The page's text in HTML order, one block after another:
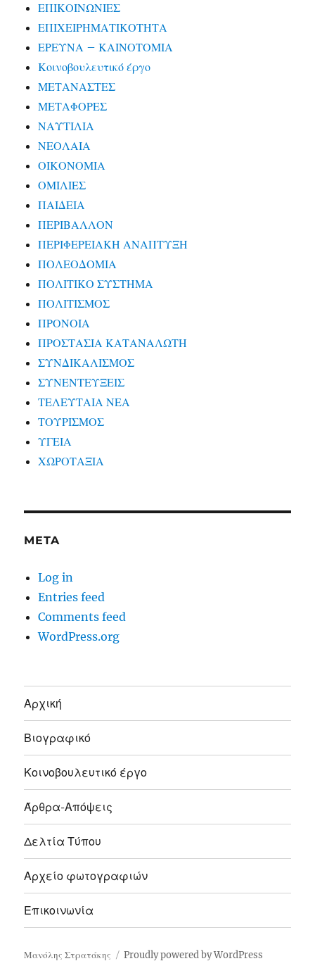
ΕΠΙΚΟΙΝΩΝΙΕΣ
ΕΠΙΧΕΙΡΗΜΑΤΙΚΟΤΗΤΑ
ΕΡΕΥΝΑ – ΚΑΙΝΟΤΟΜΙΑ
Κοινοβουλευτικό έργο
ΜΕΤΑΝΑΣΤΕΣ
ΜΕΤΑΦΟΡΕΣ
ΝΑΥΤΙΛΙΑ
ΝΕΟΛΑΙΑ
ΟΙΚΟΝΟΜΙΑ
ΟΜΙΛΙΕΣ
ΠΑΙΔΕΙΑ
ΠΕΡΙΒΑΛΛΟΝ
ΠΕΡΙΦΕΡΕΙΑΚΗ ΑΝΑΠΤΥΞΗ
ΠΟΛΕΟΔΟΜΙΑ
ΠΟΛΙΤΙΚΟ ΣΥΣΤΗΜΑ
ΠΟΛΙΤΙΣΜΟΣ
ΠΡΟΝΟΙΑ
ΠΡΟΣΤΑΣΙΑ ΚΑΤΑΝΑΛΩΤΗ
ΣΥΝΔΙΚΑΛΙΣΜΟΣ
ΣΥΝΕΝΤΕΥΞΕΙΣ
ΤΕΛΕΥΤΑΙΑ ΝΕΑ
ΤΟΥΡΙΣΜΟΣ
ΥΓΕΙΑ
ΧΩΡΟΤΑΞΙΑ
META
Log in
Entries feed
Comments feed
WordPress.org
Αρχική
Βιογραφικό
Κοινοβουλευτικό έργο
Άρθρα-Απόψεις
Δελτία Τύπου
Αρχείο φωτογραφιών
Επικοινωνία
Μανόλης Στρατάκης Proudly powered by WordPress